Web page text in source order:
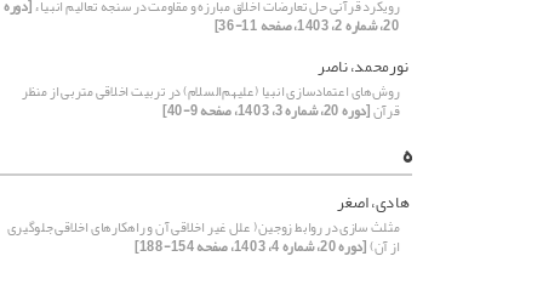
رویکرد قرآنی حل تعارضات اخلاق مبارزه و مقاومت در سنجه تعالیم انبیاء[دوره
20، شماره 2، 1403، صفحه 11-36]
نورمحمد، ناصر
روش‌های اعتمادسازی انبیا (علیهم‌السلام) در تربیت اخلاقی متربی از منظر
قرآن[دوره 20، شماره 3، 1403، صفحه 9-40]
ه
هادی، اصغر
مثلث سازی در روابط زوجین( علل غیر اخلاقی آن و راهکارهای اخلاقی جلوگیری
از آن)[دوره 20، شماره 4، 1403، صفحه 154-188]